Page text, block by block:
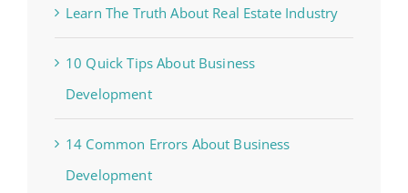
Learn The Truth About Real Estate Industry
10 Quick Tips About Business
Development
14 Common Errors About Business
Development